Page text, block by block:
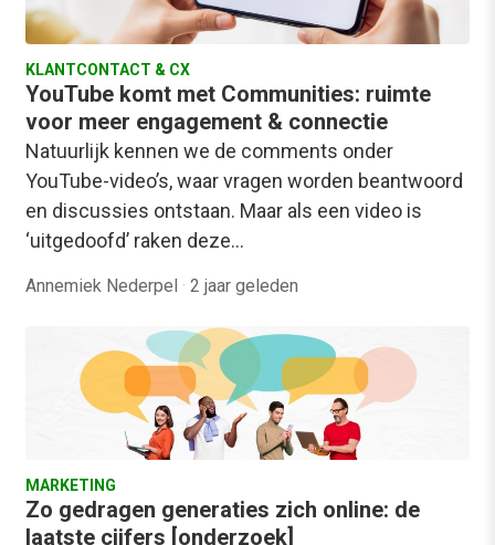
KLANTCONTACT & CX
YouTube komt met Communities: ruimte
voor meer engagement & connectie
Natuurlijk kennen we de comments onder
YouTube-video’s, waar vragen worden beantwoord
en discussies ontstaan. Maar als een video is
‘uitgedoofd’ raken deze…
Annemiek Nederpel · 2 jaar geleden
MARKETING
Zo gedragen generaties zich online: de
laatste cijfers [onderzoek]